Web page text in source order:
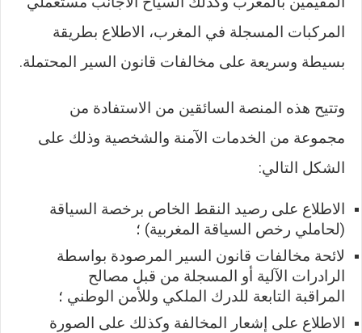
المركبات المسجلة في المغرب، الاطلاع بطريقة
بسيطة وسريعة على مخالفات قانون السير المحتملة.
وتتيح هذه المنصة السائقين من الاستفادة من
مجموعة من الخدمات الآمنة والشخصية وذلك على
الشكل التالي:
الاطلاع على رصيد النقط الخاص برخصة السياقة
(لحاملي رخص السياقة المغربية) ؛
لائحة مخالفات قانون السير المرصودة بواسطة
الرادرات الآلية أو المسجلة من قبل مصالح
المراقبة التابعة للدرك الملكي وللأمن الوطني ؛
الاطلاع على إشعار المخالفة وكذلك على الصورة